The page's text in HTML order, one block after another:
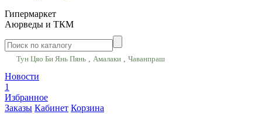
Гипермаркет
Аюрведы и ТКМ
Тун Цяо Би Янь Пянь Амалаки Чаванпраш
Новости
1
Избранное
Заказы Кабинет Корзина